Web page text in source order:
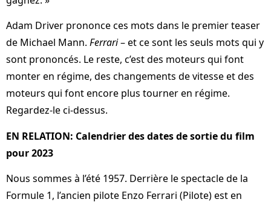
Adam Driver prononce ces mots dans le premier teaser
de Michael Mann. Ferrari– et ce sont les seuls mots qui y
sont prononcés. Le reste, c’est des moteurs qui font
monter en régime, des changements de vitesse et des
moteurs qui font encore plus tourner en régime.
Regardez-le ci-dessus.
EN RELATION: Calendrier des dates de sortie du film
pour 2023
Nous sommes à l’été 1957. Derrière le spectacle de la
Formule 1, l’ancien pilote Enzo Ferrari (Pilote) est en